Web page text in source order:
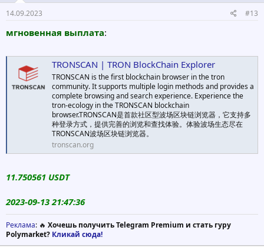
14.09.2023 #13
мгновенная выплата:
TRONSCAN | TRON BlockChain Explorer
TRONSCAN is the first blockchain browser in the tron
community. It supports multiple login methods and provides a
complete browsing and search experience. Experience the
tron-ecology in the TRONSCAN blockchain
browser.TRONSCAN是首款社区型波场区块链浏览器，它支持多
种登录方式，提供完善的浏览和查找体验。体验波场生态尽在
TRONSCAN波场区块链浏览器。
tronscan.org
11.750561 USDT
2023-09-13 21:47:36
Реклама: 🔥 Хочешь получить Telegram Premium и стать гуру
Polymarket? Кликай сюда!